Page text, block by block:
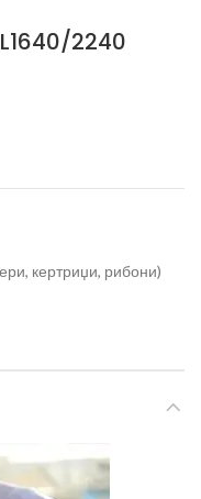
2240
кертриџи, рибони)